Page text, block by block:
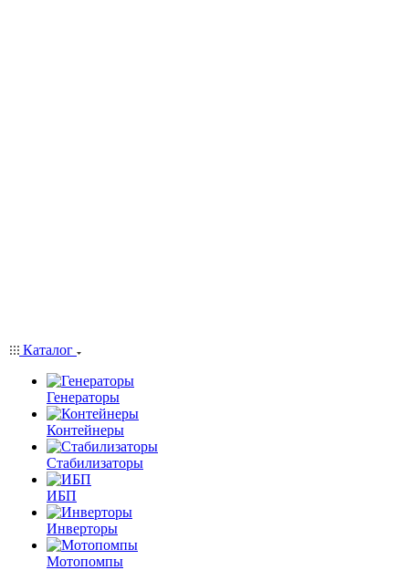
Каталог
Генераторы
Контейнеры
Стабилизаторы
ИБП
Инверторы
Мотопомпы